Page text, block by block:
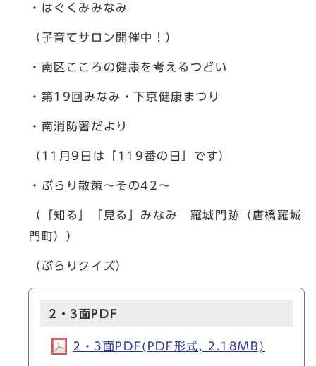
・はぐくみみなみ
（子育てサロン開催中！）
・南区こころの健康を考えるつどい
・第19回みなみ・下京健康まつり
・南消防署だより
（11月9日は「119番の日」です）
・ぶらり散策～その42～
（「知る」「見る」みなみ 羅城門跡（唐橋羅城
門町））
（ぶらりクイズ）
2・3面PDF
2・3面PDF(PDF形式, 2.18MB)